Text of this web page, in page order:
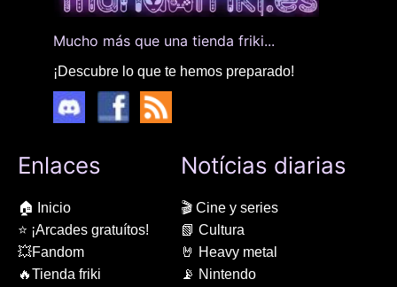
Mucho más que una tienda friki...
¡Descubre lo que te hemos preparado!
Enlaces
🏠 Inicio
⭐ ¡Arcades gratuítos!
💥Fandom
🔥Tienda friki
Notícias diarias
🎬 Cine y series
📗 Cultura
🤘 Heavy metal
📡 Nintendo